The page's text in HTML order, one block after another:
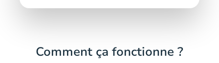
Comment ça fonctionne ?